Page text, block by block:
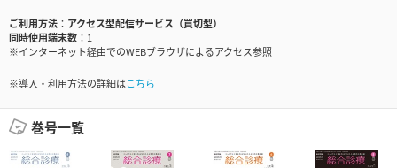
ご利用方法
アクセス型配信サービス（買切型）
同時使用端末数
1
※インターネット経由でのWEBブラウザによるアクセス参照
※導入・利用方法の詳細はこちら
巻号一覧